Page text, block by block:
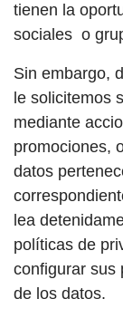
tienen la
sociales o
Sin embargo,
le solicitemos
mediante
promociones,
datos
lea
políticas de
configurar sus
de los datos.